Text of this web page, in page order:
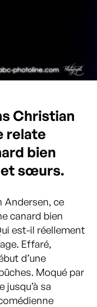
Christian
relate
bien
sœurs.
Andersen, ce
canard bien
est-il réellement
Effaré,
d’une
Moqué par
jusqu’à sa